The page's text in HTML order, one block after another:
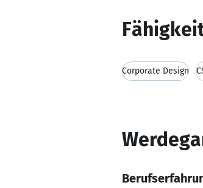
Corporate Design